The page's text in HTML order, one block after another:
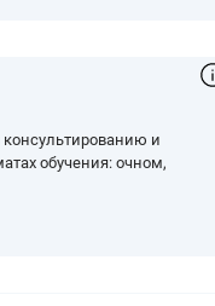
консультированию и
обучения: очном,